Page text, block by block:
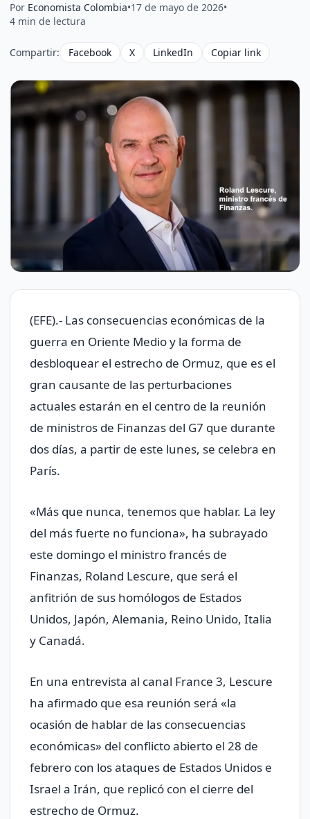
Por Economista Colombia•17 de mayo de 2026•
4 min de lectura
Compartir: Facebook X LinkedIn Copiar link
(EFE).- Las consecuencias económicas de la
guerra en Oriente Medio y la forma de
desbloquear el estrecho de Ormuz, que es el
gran causante de las perturbaciones
actuales estarán en el centro de la reunión
de ministros de Finanzas del G7 que durante
dos días, a partir de este lunes, se celebra en
París.
«Más que nunca, tenemos que hablar. La ley
del más fuerte no funciona», ha subrayado
este domingo el ministro francés de
Finanzas, Roland Lescure, que será el
anfitrión de sus homólogos de Estados
Unidos, Japón, Alemania, Reino Unido, Italia
y Canadá.
En una entrevista al canal France 3, Lescure
ha afirmado que esa reunión será «la
ocasión de hablar de las consecuencias
económicas» del conflicto abierto el 28 de
febrero con los ataques de Estados Unidos e
Israel a Irán, que replicó con el cierre del
estrecho de Ormuz.